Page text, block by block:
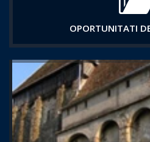
OPORTUNITATI